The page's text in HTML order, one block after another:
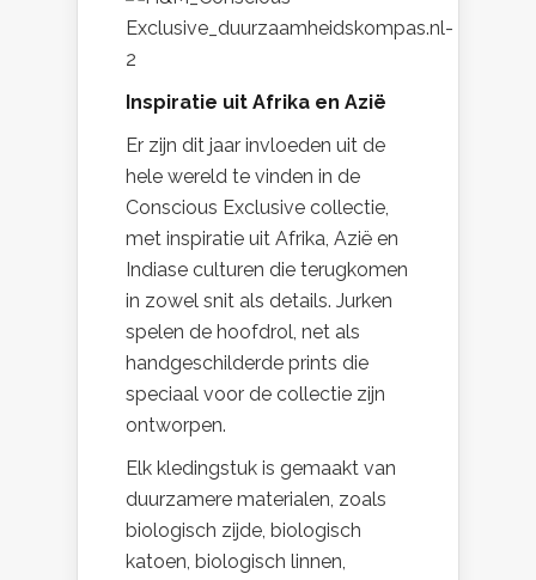
Inspiratie uit Afrika en Azië
Er zijn dit jaar invloeden uit de
hele wereld te vinden in de
Conscious Exclusive collectie,
met inspiratie uit Afrika, Azië en
Indiase culturen die terugkomen
in zowel snit als details. Jurken
spelen de hoofdrol, net als
handgeschilderde prints die
speciaal voor de collectie zijn
ontworpen.
Elk kledingstuk is gemaakt van
duurzamere materialen, zoals
biologisch zijde, biologisch
katoen, biologisch linnen,